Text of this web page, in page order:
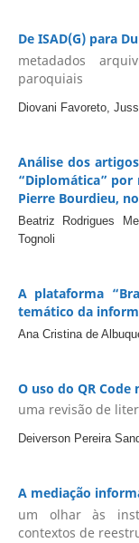
De ISAD(G) para
metadados
paroquiais
Diovani Favoreto,
Análise dos
“Diplomática” por
Pierre Bourdieu,
Beatriz Rodrigues
Tognoli
A plataforma
temático da
Ana Cristina de
O uso do QR
uma revisão de
Deiverson Pereira
A mediação
um olhar às
contextos de